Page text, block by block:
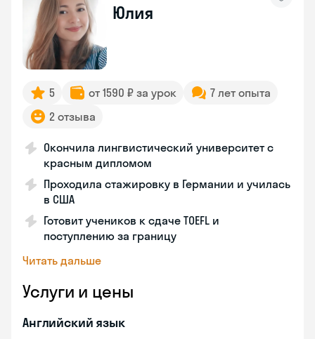
Юлия
5 от 1590 ₽ за урок
7 лет опыта
2 отзыва
Окончила лингвистический университет с
красным дипломом
Проходила стажировку в Германии и училась
в США
Готовит учеников к сдаче TOEFL и
поступлению за границу
Читать дальше
Услуги и цены
Английский язык